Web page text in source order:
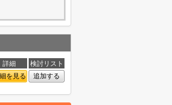
詳細
検討リスト
を見る 追加する